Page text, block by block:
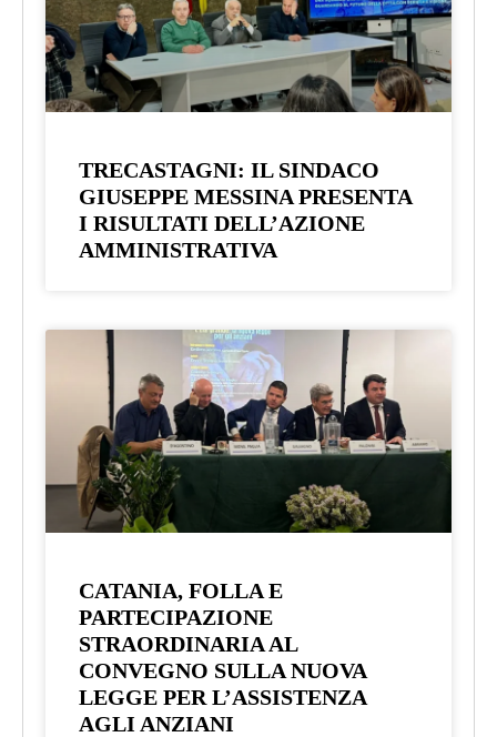
TRECASTAGNI: IL SINDACO
GIUSEPPE MESSINA PRESENTA
I RISULTATI DELL’AZIONE
AMMINISTRATIVA
CATANIA, FOLLA E
PARTECIPAZIONE
STRAORDINARIA AL
CONVEGNO SULLA NUOVA
LEGGE PER L’ASSISTENZA
AGLI ANZIANI